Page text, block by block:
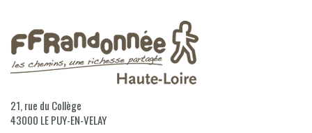
21, rue du Collège
43000 LE PUY-EN-VELAY